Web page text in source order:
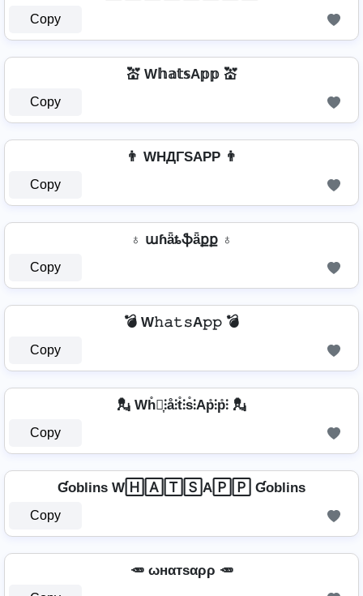
Copy
💒 W𝕙𝕒𝕥𝕤A𝕡𝕡 💒
Copy
👨 WHДΓSAPP 👨
Copy
♁ աɦǟȶֆǟքք ♁
Copy
💣 W𝚑𝚊𝚝𝚜A𝚙𝚙 💣
Copy
💂 Wh̊⫶͎⫶å⫶t̊⫶s̊⫶Ap̊⫶p̊⫶ 💂
Copy
Ɠoblins W🄷🄰🅃🅂A🄿🄿 Ɠoblins
Copy
🥕 ωнαтѕαρρ 🥕